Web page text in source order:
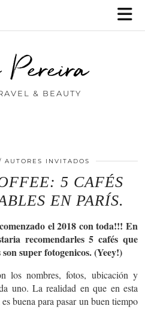
& BEAUTY
AUTORES INVITADOS
5 CAFÉS
EN PARÍS.
el 2018 con toda!!! En
recomendarles 5 cafés que
super fotogenicos. (Yeey!)
los nombres, fotos, ubicación y
uno. La realidad en que en esta
buena para pasar un buen tiempo